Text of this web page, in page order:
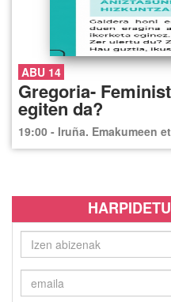
ABU 14
Gregoria-
egiten da?
19:00 - Iruña. Emakumeen